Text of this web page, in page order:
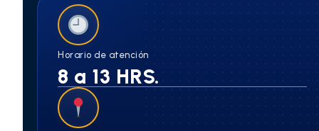
Horario de atención
8 a 13 HRS.